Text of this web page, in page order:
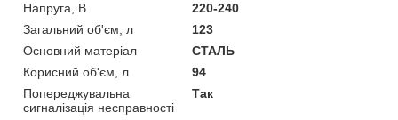
Напруга, В
220-240
Загальний об'єм, л
123
Основний матеріал
СТАЛЬ
Корисний об'єм, л
94
Попереджувальна
сигналізація несправності
Так